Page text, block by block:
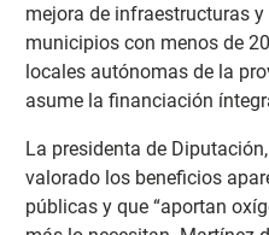
mejora de infraestructuras
municipios con menos de
locales autónomas de la
asume la financiación
La presidenta de Diputación,
valorado los beneficios
públicas y que “aportan